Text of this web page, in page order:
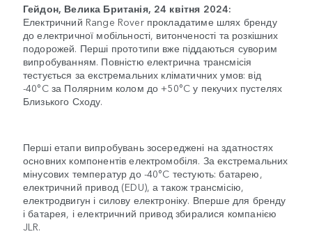
Гейдон, Велика Британія, 24 квітня 2024:
Електричний Range Rover прокладатиме шлях бренду
до електричної мобільності, витонченості та розкішних
подорожей. Перші прототипи вже піддаються суворим
випробуванням. Повністю електрична трансмісія
тестується за екстремальних кліматичних умов: від
-40°C за Полярним колом до +50°C у пекучих пустелях
Близького Сходу.
Перші етапи випробувань зосереджені на здатностях
основних компонентів електромобіля. За екстремальних
мінусових температур до -40°C тестують: батарею,
електричний привод (EDU), а також трансмісію,
електродвигун і силову електроніку. Вперше для бренду
і батарея, і електричний привод збиралися компанією
JLR.